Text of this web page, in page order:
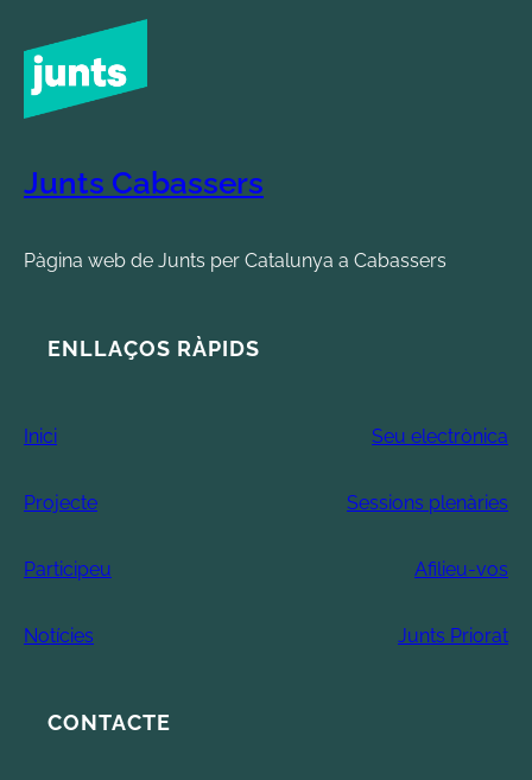
Junts Cabassers
Pàgina web de Junts per Catalunya a Cabassers
ENLLAÇOS RÀPIDS
Inici Seu electrònica
Projecte Sessions plenàries
Participeu Afilieu-vos
Notícies Junts Priorat
CONTACTE